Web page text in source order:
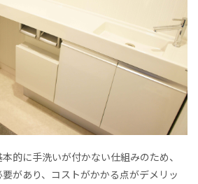
的に手洗いが付かない仕組みのため、
があり、コストがかかる点がデメリッ